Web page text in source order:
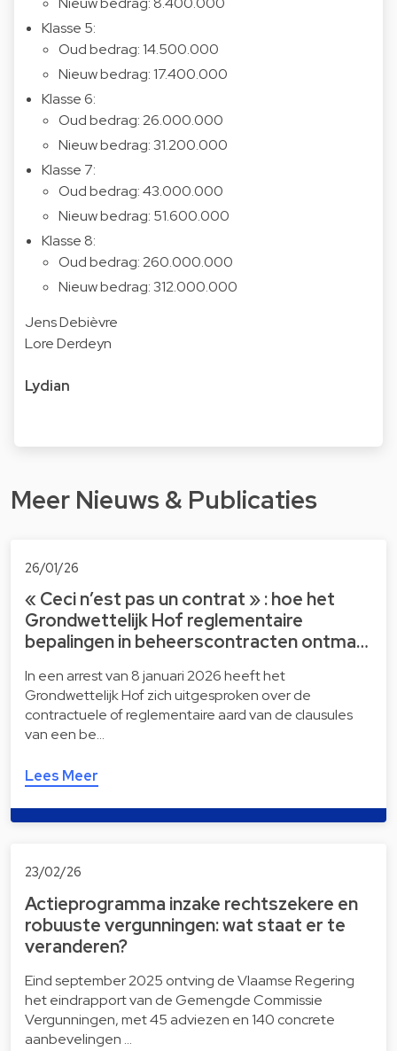
Klasse 5:
Oud bedrag: 14.500.000
Nieuw bedrag: 17.400.000
Klasse 6:
Oud bedrag: 26.000.000
Nieuw bedrag: 31.200.000
Klasse 7:
Oud bedrag: 43.000.000
Nieuw bedrag: 51.600.000
Klasse 8:
Oud bedrag: 260.000.000
Nieuw bedrag: 312.000.000
Jens Debièvre
Lore Derdeyn
Lydian
Meer Nieuws & Publicaties
26/01/26
« Ceci n’est pas un contrat » : hoe het
Grondwettelijk Hof reglementaire
bepalingen in beheerscontracten ontma…
In een arrest van 8 januari 2026 heeft het
Grondwettelijk Hof zich uitgesproken over de
contractuele of reglementaire aard van de clausules
van een be…
Lees Meer
23/02/26
Actieprogramma inzake rechtszekere en
robuuste vergunningen: wat staat er te
veranderen?
Eind september 2025 ontving de Vlaamse Regering
het eindrapport van de Gemengde Commissie
Vergunningen, met 45 adviezen en 140 concrete
aanbevelingen …